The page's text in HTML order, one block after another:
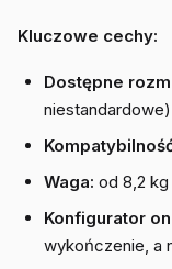
Kluczowe cechy:
Dostępne
niestandardowe)
Waga: od 8,2
Konfigurator
wykończenie, a